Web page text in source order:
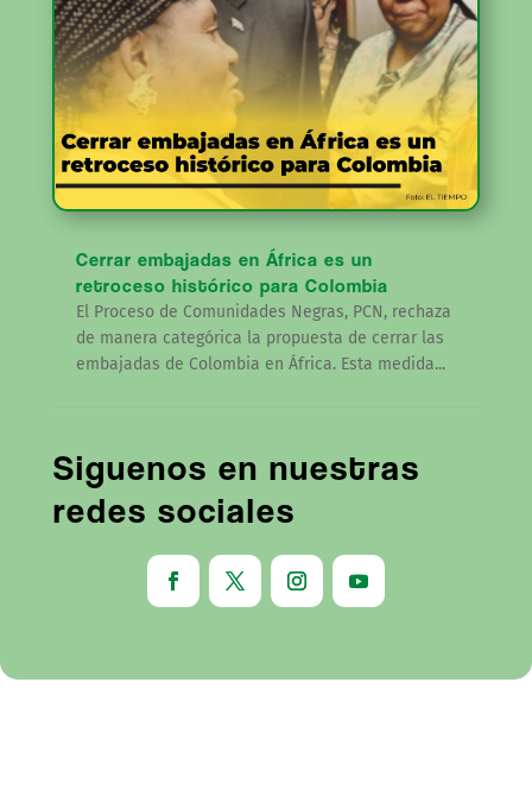
Cerrar embajadas en África es un
retroceso histórico para Colombia
El Proceso de Comunidades Negras, PCN, rechaza
de manera categórica la propuesta de cerrar las
embajadas de Colombia en África. Esta medida...
Siguenos en nuestras
redes sociales